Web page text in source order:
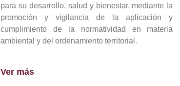
para su desarrollo, salud y bienestar, mediante la
promoción y vigilancia de la aplicación y
cumplimiento de la normatividad en materia
ambiental y del ordenamiento territorial.
Ver más